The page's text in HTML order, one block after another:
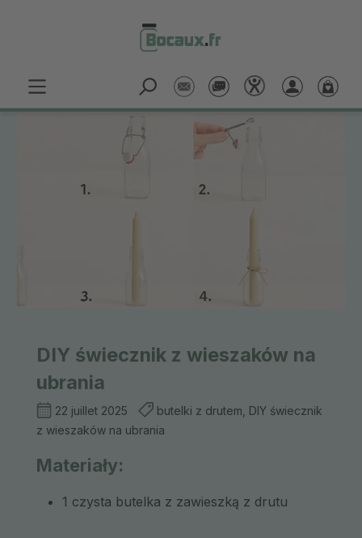
DIY świecznik z wieszaków na
ubrania
22 juillet 2025
butelki z drutem, DIY świecznik
z wieszaków na ubrania
Materiały:
1 czysta butelka z zawieszką z drutu